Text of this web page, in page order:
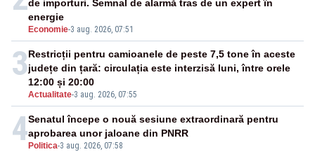
Economie-3 aug. 2026, 07:51
de importuri. Semnal de alarmă tras de un expert în
energie
3
Actualitate-3 aug. 2026, 07:55
Restricții pentru camioanele de peste 7,5 tone în aceste
județe din țară: circulația este interzisă luni, între orele
12:00 și 20:00
4 Politica-3 aug. 2026, 07:58
Senatul începe o nouă sesiune extraordinară pentru
aprobarea unor jaloane din PNRR